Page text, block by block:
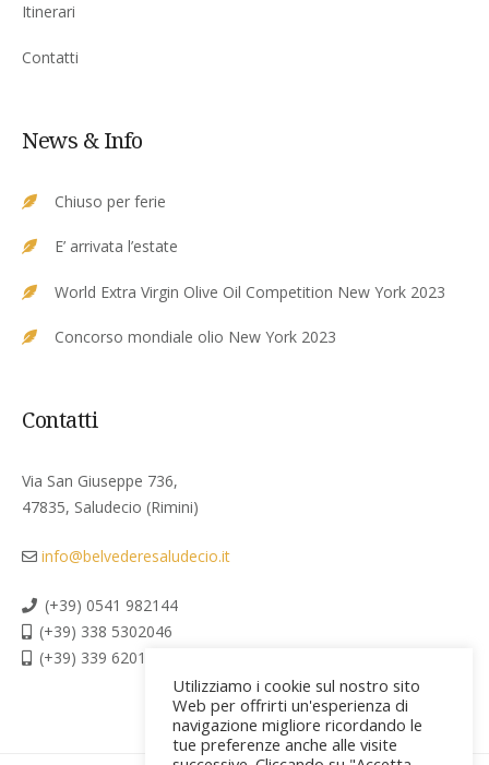
Itinerari
Contatti
News & Info
Chiuso per ferie
E’ arrivata l’estate
World Extra Virgin Olive Oil Competition New York 2023
Concorso mondiale olio New York 2023
Contatti
Via San Giuseppe 736,
47835, Saludecio (Rimini)
info@belvederesaludecio.it
(+39) 0541 982144
(+39) 338 5302046
(+39) 339 6201267
Utilizziamo i cookie sul nostro sito
Web per offrirti un'esperienza di
navigazione migliore ricordando le
tue preferenze anche alle visite